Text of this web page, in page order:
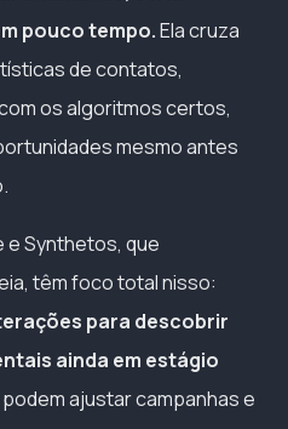
pouco tempo.Ela cruza
de contatos,
os algoritmos certos,
mesmo antes
e Synthetos, que
têm foco total nisso:
para descobrir
ainda em estágio
podem ajustar campanhas e